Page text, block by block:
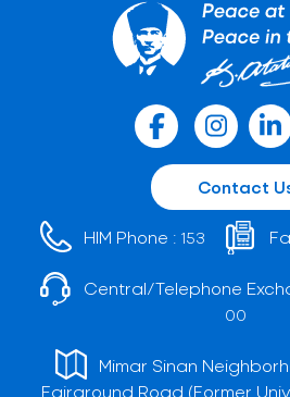
Contact
HIM Phone : 153
Central/Telephone
00
Mimar Sinan
Fairground Road (Former